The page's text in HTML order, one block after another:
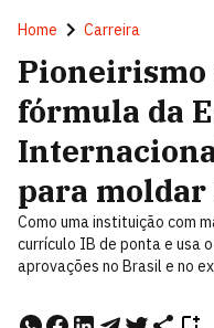
Home Carreira
Pioneirismo
fórmula da
para
Como uma instituição com
currículo IB de ponta e usa
aprovações no Brasil e no